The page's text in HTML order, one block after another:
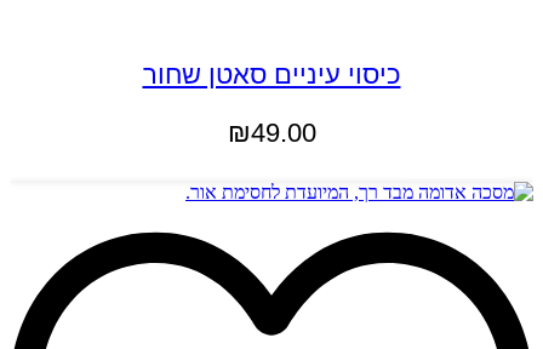
כיסוי עיניים סאטן שחור
₪49.00